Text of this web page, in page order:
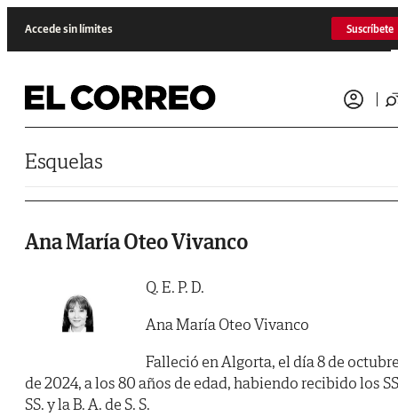
Accede sin límites Suscríbete
Esquelas
Ana María Oteo Vivanco
Q. E. P. D.
Ana María Oteo Vivanco
Falleció en Algorta, el día 8 de
de 2024, a los 80 años de edad, habiendo recibido los
SS. y la B. A. de S. S.